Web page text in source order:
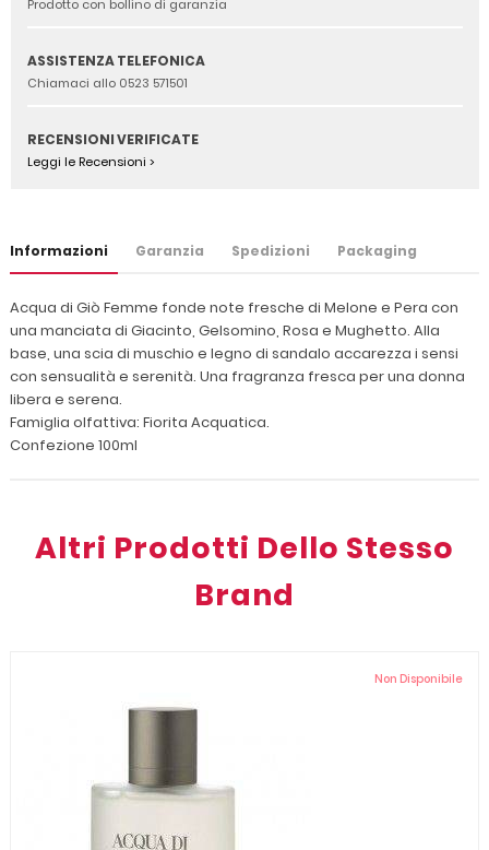
Prodotto con bollino di garanzia
ASSISTENZA TELEFONICA
Chiamaci allo 0523 571501
RECENSIONI VERIFICATE
Leggi le Recensioni >
Informazioni Garanzia Spedizioni Packaging
Acqua di Giò Femme fonde note fresche di Melone e Pera con
una manciata di Giacinto, Gelsomino, Rosa e Mughetto. Alla
base, una scia di muschio e legno di sandalo accarezza i sensi
con sensualità e serenità. Una fragranza fresca per una donna
libera e serena.
Famiglia olfattiva: Fiorita Acquatica.
Confezione 100ml
Altri Prodotti Dello Stesso
Brand
Non Disponibile